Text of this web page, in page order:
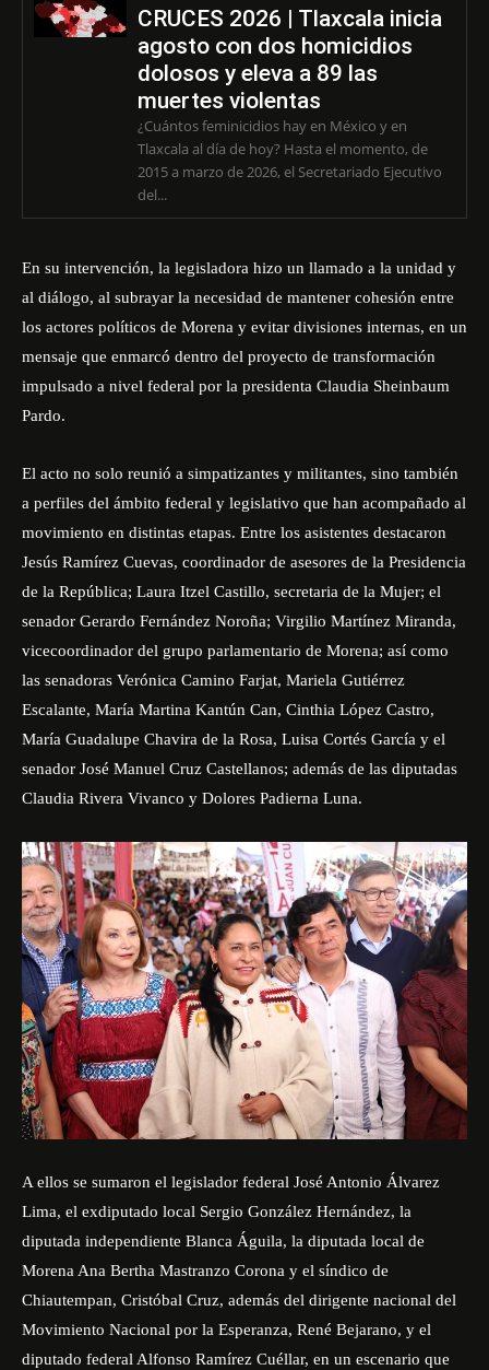
CRUCES 2026 | Tlaxcala inicia
agosto con dos homicidios
dolosos y eleva a 89 las
muertes violentas
¿Cuántos feminicidios hay en México y en
Tlaxcala al día de hoy? Hasta el momento, de
2015 a marzo de 2026, el Secretariado Ejecutivo
del...
En su intervención, la legisladora hizo un llamado a la unidad y
al diálogo, al subrayar la necesidad de mantener cohesión entre
los actores políticos de Morena y evitar divisiones internas, en un
mensaje que enmarcó dentro del proyecto de transformación
impulsado a nivel federal por la presidenta Claudia Sheinbaum
Pardo.
El acto no solo reunió a simpatizantes y militantes, sino también
a perfiles del ámbito federal y legislativo que han acompañado al
movimiento en distintas etapas. Entre los asistentes destacaron
Jesús Ramírez Cuevas, coordinador de asesores de la Presidencia
de la República; Laura Itzel Castillo, secretaria de la Mujer; el
senador Gerardo Fernández Noroña; Virgilio Martínez Miranda,
vicecoordinador del grupo parlamentario de Morena; así como
las senadoras Verónica Camino Farjat, Mariela Gutiérrez
Escalante, María Martina Kantún Can, Cinthia López Castro,
María Guadalupe Chavira de la Rosa, Luisa Cortés García y el
senador José Manuel Cruz Castellanos; además de las diputadas
Claudia Rivera Vivanco y Dolores Padierna Luna.
A ellos se sumaron el legislador federal José Antonio Álvarez
Lima, el exdiputado local Sergio González Hernández, la
diputada independiente Blanca Águila, la diputada local de
Morena Ana Bertha Mastranzo Corona y el síndico de
Chiautempan, Cristóbal Cruz, además del dirigente nacional del
Movimiento Nacional por la Esperanza, René Bejarano, y el
diputado federal Alfonso Ramírez Cuéllar, en un escenario que